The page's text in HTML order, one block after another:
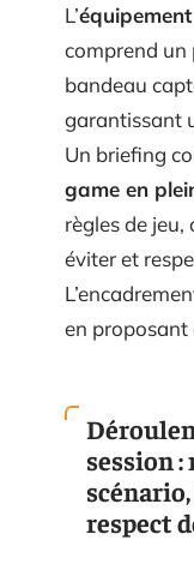
L’
comprend un
bandeau
garantissant
Un briefing
game en
règles de
éviter et
en proposant
session :
respect